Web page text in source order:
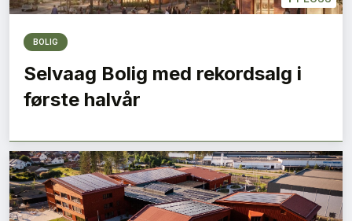
BOLIG
Selvaag Bolig med rekordsalg i
første halvår